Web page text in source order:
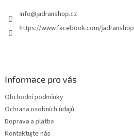
info@jadranshop.cz
https://www.facebook.com/jadranshop
Informace pro vás
Obchodní podmínky
Ochrana osobních údajů
Doprava a platba
Kontaktujte nás